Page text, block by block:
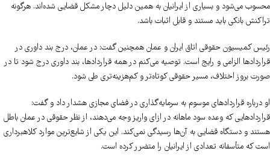
محسوب می‌شود و بسیاری از ایرانیان به همین دلیل دچار مشکل قضایی شده‌اند. هرگونه
تراکنش بانکی باید مستند و قابل اثبات باشد.
رئیس کمیسیون حقوقی اتاق ایران و عمان همچنین گفت: در عمان، درج بند داوری در
قراردادها الزامی و رایج است. توصیه می‌کنم در همه قراردادها، بند داوری درج شود تا در
صورت بروز اختلاف، مسیر حقوقی کوتاه‌تر و کم‌هزینه‌تری طی شود.
او درباره قراردادهای موسوم به سرمایه‌گذاری در فضای مجازی هشدار داد و گفت:
قراردادهایی که وعده سود ماهانه در ازای واریز وجه می‌دهند، از نظر حقوقی در عمان باطل
هستند و دستگاه قضایی به آن‌ها رسیدگی نمی‌کند. این یکی از شایع‌ترین موارد کلاهبرداری
است که متأسفانه تعدادی از ایرانیان را متضرر کرده است.